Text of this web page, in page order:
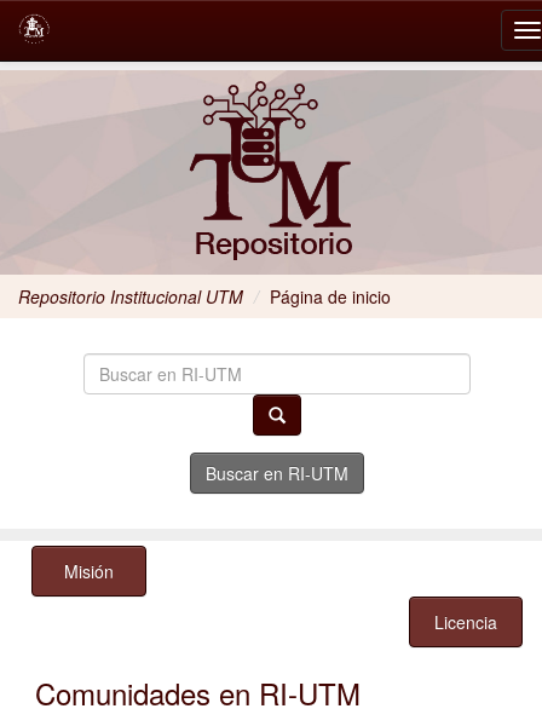
Repositorio Institucional UTM / Página de inicio
Buscar en RI-UTM
Misión
Licencia
Comunidades en RI-UTM